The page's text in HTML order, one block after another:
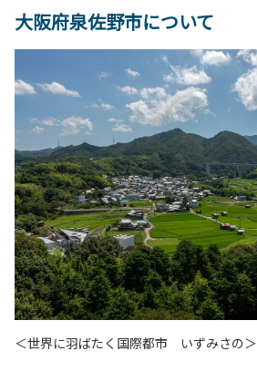
大阪府泉佐野市について
＜世界に羽ばたく国際都市 いずみさの＞